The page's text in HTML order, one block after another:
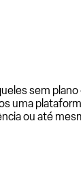
sem
uma
ou até